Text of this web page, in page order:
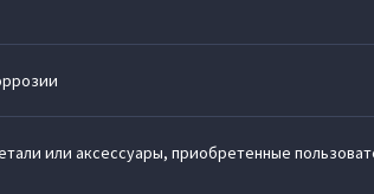
или аксессуары, приобретенные